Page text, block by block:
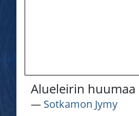
Alueleirin huumaa
― Sotkamon Jymy